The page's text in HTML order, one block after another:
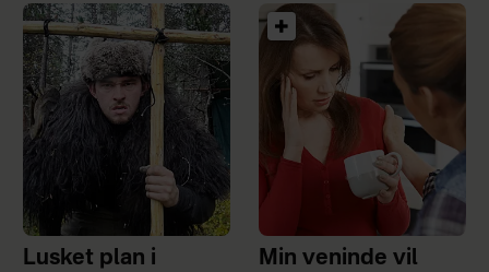
Lusket plan i
Min veninde vil